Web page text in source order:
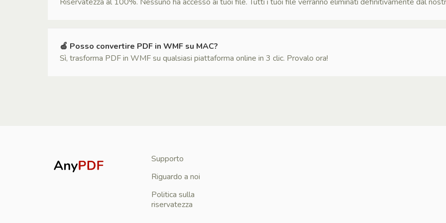
🍏 Posso convertire PDF in WMF su MAC?
Sì, trasforma PDF in WMF su qualsiasi piattaforma online in 3 clic. Provalo ora!
Supporto
Riguardo a noi
Politica sulla
riservatezza